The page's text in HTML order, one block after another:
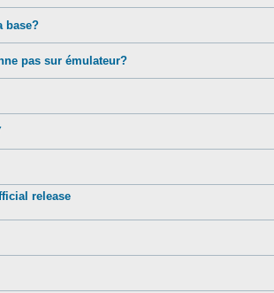
base?
pas sur émulateur?
release